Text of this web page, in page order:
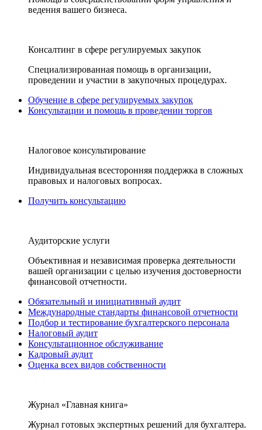
ведения вашего бизнеса.
Консалтинг в сфере регулируемых закупок
Специализированная помощь в организации,
проведении и участии в закупочных процедурах.
Обучение в сфере регулируемых закупок
Консультации и помощь в проведении торгов
Налоговое консультирование
Индивидуальная всесторонняя поддержка в сложных
правовых и налоговых вопросах.
Получить консультацию
Аудиторские услуги
Объективная и независимая проверка деятельности
вашей организации с целью изучения достоверности
финансовой отчетности.
Обязательный и инициативный аудит
Международные стандарты финансовой отчетности
Подбор и тестирование бухгалтерского персонала
Налоговый аудит
Консультационное обслуживание
Кадровый аудит
Оценка всех видов собственности
Журнал «Главная книга»
Журнал готовых экспертных решений для бухгалтера.